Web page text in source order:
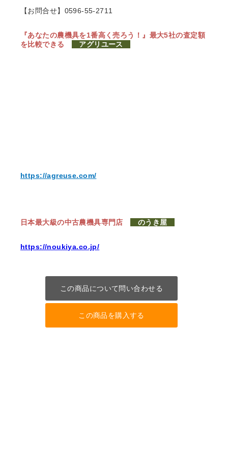
【お問合せ】0596-55-2711
『あなたの農機具を1番高く売ろう！』 最大5社の査定額
を比較できる
アグリユース
https://agreuse.com/
日本最大級の中古農機具専門店 のうき屋
https://noukiya.co.jp/
この商品について問い合わせる
この商品を購入する